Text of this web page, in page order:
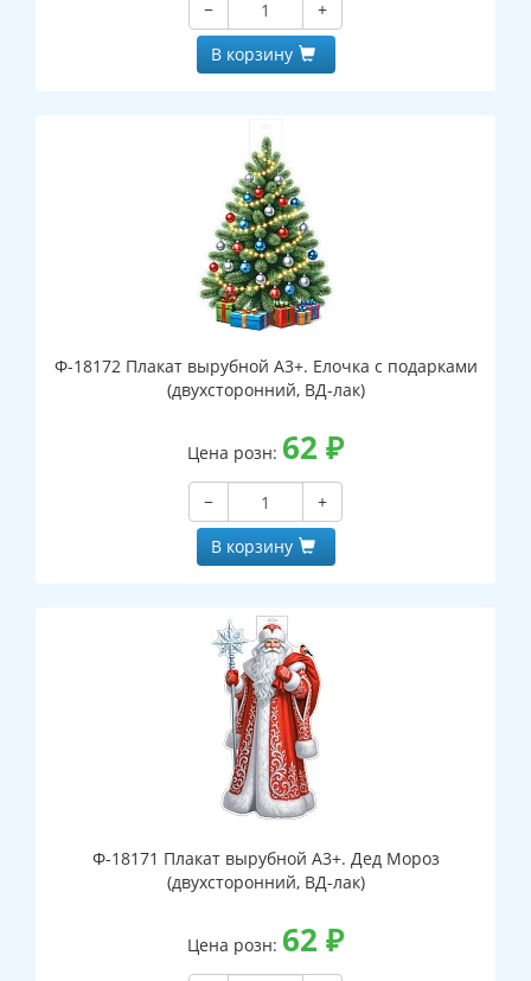
−
+
В корзину
Ф-18172 Плакат вырубной А3+. Елочка с подарками
(двухсторонний, ВД-лак)
Цена розн: 62 ₽
−
+
В корзину
Ф-18171 Плакат вырубной А3+. Дед Мороз
(двухсторонний, ВД-лак)
Цена розн: 62 ₽